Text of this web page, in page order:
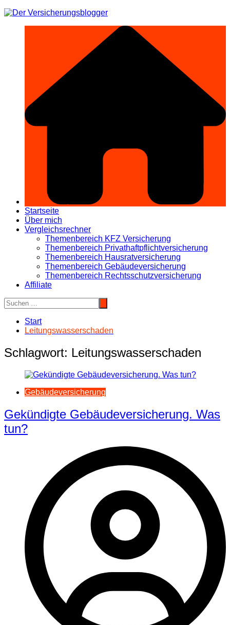
Zum
Startseite
Über mich
Vergleichsrechner
Themenbereich KFZ Versicherung
Themenbereich Privathaftpflichtversicherung
Themenbereich Hausratversicherung
Themenbereich Gebäudeversicherung
Themenbereich Rechtsschutzversicherung
Affiliate
Start
Leitungswasserschaden
Schlagwort: Leitungswasserschaden
Gebäudeversicherung
Gekündigte Gebäudeversicherung. Was
tun?